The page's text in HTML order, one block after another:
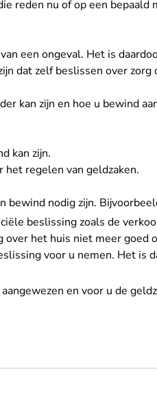
reden nu of op een bepaald
een ongeval. Het is
dat zelf beslissen over zorg
kan zijn en hoe u bewind
kan zijn.
het regelen van geldzaken.
bewind nodig zijn.
beslissing zoals de
het huis niet meer goed
voor u nemen. Het is
en voor u de